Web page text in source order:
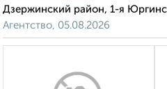
Дзержинский район, 1-я
Агентство, 05.08.2026